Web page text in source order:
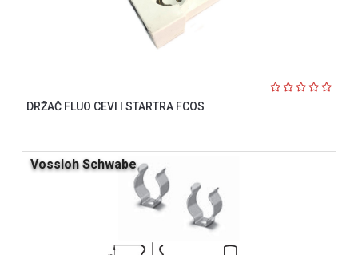
DRŽAČ FLUO CEVI I STARTRA FCOS
Vossloh Schwabe